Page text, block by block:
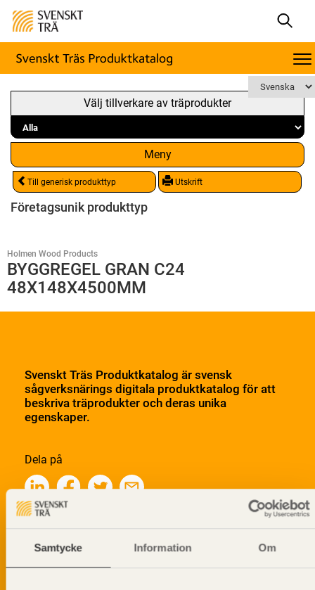
Samtycke Information Om
Välj tillverkare av träprodukter
Meny
Till generisk produkttyp Utskrift
Företagsunik produkttyp
Holmen Wood Products
BYGGREGEL GRAN C24
48X148X4500MM
Svenskt Träs Produktkatalog är svensk
sågverksnärings digitala produktkatalog för att
beskriva träprodukter och deras unika
egenskaper.
Dela på
Prenumerera på Svenskt Träs
informationsutskick!